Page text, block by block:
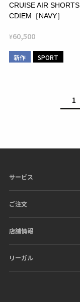
CRUISE AIR SHORTS
CDIEM［NAVY］
¥60,500
新作 SPORT
1
サービス
ご注文
店舗情報
リーガル